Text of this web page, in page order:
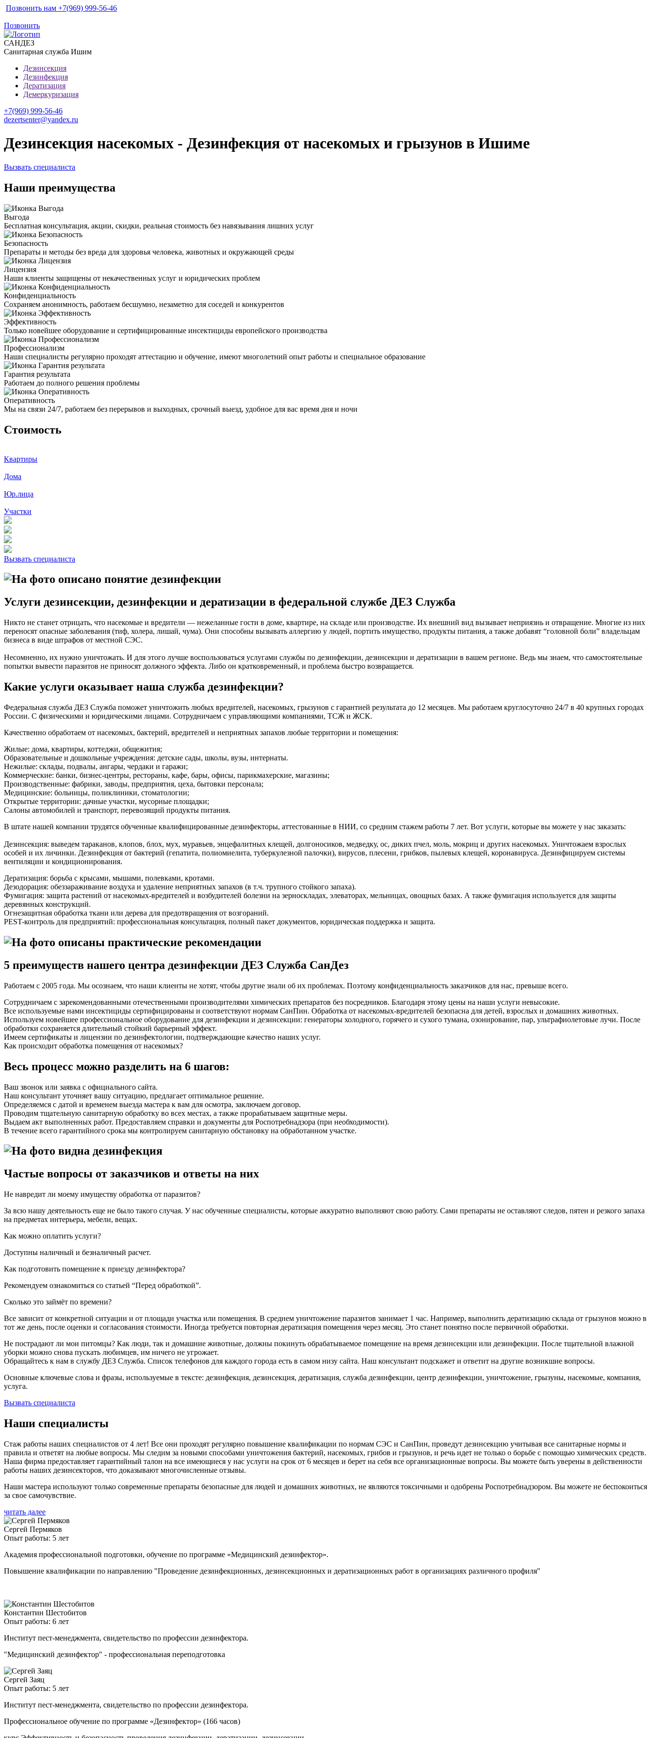
Позвонить нам +7(969) 999-56-46
Позвонить
САНДЕЗ
Санитарная служба Ишим
Дезинсекция
Дезинфекция
Дератизация
Демеркуризация
+7(969) 999-56-46
dezertsenter@yandex.ru
Дезинсекция насекомых - Дезинфекция от насекомых и грызунов в Ишиме
Вызвать специалиста
Наши преимущества
Выгода
Бесплатная консультация, акции, скидки, реальная стоимость без навязывания лишних услуг
Безопасность
Препараты и методы без вреда для здоровья человека, животных и окружающей среды
Лицензия
Наши клиенты защищены от некачественных услуг и юридических проблем
Конфиденциальность
Сохраняем анонимность, работаем бесшумно, незаметно для соседей и конкурентов
Эффективность
Только новейшее оборудование и сертифицированные инсектициды европейского производства
Профессионализм
Наши специалисты регулярно проходят аттестацию и обучение, имеют многолетний опыт работы и специальное образование
Гарантия результата
Работаем до полного решения проблемы
Оперативность
Мы на связи 24/7, работаем без перерывов и выходных, срочный выезд, удобное для вас время дня и ночи
Стоимость
Квартиры
Дома
Юр.лица
Участки
Вызвать специалиста
Услуги дезинсекции, дезинфекции и дератизации в федеральной службе ДЕЗ Служба
Никто не станет отрицать, что насекомые и вредители — нежеланные гости в доме, квартире, на складе или производстве. Их внешний вид вызывает неприязнь и отвращение. Многие из них
переносят опасные заболевания (тиф, холера, лишай, чума). Они способны вызывать аллергию у людей, портить имущество, продукты питания, а также добавят “головной боли” владельцам
бизнеса в виде штрафов от местной СЭС.
Несомненно, их нужно уничтожать. И для этого лучше воспользоваться услугами службы по дезинфекции, дезинсекции и дератизации в вашем регионе. Ведь мы знаем, что самостоятельные
попытки вывести паразитов не приносят должного эффекта. Либо он кратковременный, и проблема быстро возвращается.
Какие услуги оказывает наша служба дезинфекции?
Федеральная служба ДЕЗ Служба поможет уничтожить любых вредителей, насекомых, грызунов с гарантией результата до 12 месяцев. Мы работаем круглосуточно 24/7 в 40 крупных городах
России. С физическими и юридическими лицами. Сотрудничаем с управляющими компаниями, ТСЖ и ЖСК.
Качественно обработаем от насекомых, бактерий, вредителей и неприятных запахов любые территории и помещения:
Жилые: дома, квартиры, коттеджи, общежития;
Образовательные и дошкольные учреждения: детские сады, школы, вузы, интернаты.
Нежилые: склады, подвалы, ангары, чердаки и гаражи;
Коммерческие: банки, бизнес-центры, рестораны, кафе, бары, офисы, парикмахерские, магазины;
Производственные: фабрики, заводы, предприятия, цеха, бытовки персонала;
Медицинские: больницы, поликлиники, стоматологии;
Открытые территории: дачные участки, мусорные площадки;
Салоны автомобилей и транспорт, перевозящий продукты питания.
В штате нашей компании трудятся обученные квалифицированные дезинфекторы, аттестованные в НИИ, со средним стажем работы 7 лет. Вот услуги, которые вы можете у нас заказать:
Дезинсекция: выведем тараканов, клопов, блох, мух, муравьев, энцефалитных клещей, долгоносиков, медведку, ос, диких пчел, моль, мокриц и других насекомых. Уничтожаем взрослых
особей и их личинки. Дезинфекция от бактерий (гепатита, полиомиелита, туберкулезной палочки), вирусов, плесени, грибков, пылевых клещей, коронавируса. Дезинфицируем системы
вентиляции и кондиционирования.
Дератизация: борьба с крысами, мышами, полевками, кротами.
Дезодорация: обеззараживание воздуха и удаление неприятных запахов (в т.ч. трупного стойкого запаха).
Фумигация: защита растений от насекомых-вредителей и возбудителей болезни на зерноскладах, элеваторах, мельницах, овощных базах. А также фумигация используется для защиты
деревянных конструкций.
Огнезащитная обработка ткани или дерева для предотвращения от возгораний.
PEST-контроль для предприятий: профессиональная консультация, полный пакет документов, юридическая поддержка и защита.
5 преимуществ нашего центра дезинфекции ДЕЗ Служба СанДез
Работаем с 2005 года. Мы осознаем, что наши клиенты не хотят, чтобы другие знали об их проблемах. Поэтому конфиденциальность заказчиков для нас, превыше всего.
Сотрудничаем с зарекомендованными отечественными производителями химических препаратов без посредников. Благодаря этому цены на наши услуги невысокие.
Все используемые нами инсектициды сертифицированы и соответствуют нормам СанПин. Обработка от насекомых-вредителей безопасна для детей, взрослых и домашних животных.
Используем новейшее профессиональное оборудование для дезинфекции и дезинсекции: генераторы холодного, горячего и сухого тумана, озонирование, пар, ультрафиолетовые лучи. После
обработки сохраняется длительный стойкий барьерный эффект.
Имеем сертификаты и лицензии по дезинфектологии, подтверждающие качество наших услуг.
Как происходит обработка помещения от насекомых?
Весь процесс можно разделить на 6 шагов:
Ваш звонок или заявка с официального сайта.
Наш консультант уточняет вашу ситуацию, предлагает оптимальное решение.
Определяемся с датой и временем выезда мастера к вам для осмотра, заключаем договор.
Проводим тщательную санитарную обработку во всех местах, а также прорабатываем защитные меры.
Выдаем акт выполненных работ. Предоставляем справки и документы для Роспотребнадзора (при необходимости).
В течение всего гарантийного срока мы контролируем санитарную обстановку на обработанном участке.
Частые вопросы от заказчиков и ответы на них
Не навредит ли моему имуществу обработка от паразитов?
За всю нашу деятельность еще не было такого случая. У нас обученные специалисты, которые аккуратно выполняют свою работу. Сами препараты не оставляют следов, пятен и резкого запаха
на предметах интерьера, мебели, вещах.
Как можно оплатить услуги?
Доступны наличный и безналичный расчет.
Как подготовить помещение к приезду дезинфектора?
Рекомендуем ознакомиться со статьей “Перед обработкой”.
Сколько это займёт по времени?
Все зависит от конкретной ситуации и от площади участка или помещения. В среднем уничтожение паразитов занимает 1 час. Например, выполнить дератизацию склада от грызунов можно в
тот же день, после оценки и согласования стоимости. Иногда требуется повторная дератизация помещения через месяц. Это станет понятно после первичной обработки.
Не пострадают ли мои питомцы? Как люди, так и домашние животные, должны покинуть обрабатываемое помещение на время дезинсекции или дезинфекции. После тщательной влажной
уборки можно снова пускать любимцев, им ничего не угрожает.
Обращайтесь к нам в службу ДЕЗ Служба. Список телефонов для каждого города есть в самом низу сайта. Наш консультант подскажет и ответит на другие возникшие вопросы.
Основные ключевые слова и фразы, используемые в тексте: дезинфекция, дезинсекция, дератизация, служба дезинфекции, центр дезинфекции, уничтожение, грызуны, насекомые, компания,
услуга.
Вызвать специалиста
Наши специалисты
Стаж работы наших специалистов от 4 лет! Все они проходят регулярно повышение квалификации по нормам СЭС и СанПин, проведут дезинсекцию учитывая все санитарные нормы и
правила и ответят на любые вопросы. Мы следим за новыми способами уничтожения бактерий, насекомых, грибов и грызунов, и речь идет не только о борьбе с помощью химических средств.
Наша фирма предоставляет гарантийный талон на все имеющиеся у нас услуги на срок от 6 месяцев и берет на себя все организационные вопросы. Вы можете быть уверены в действенности
работы наших дезинсекторов, что доказывают многочисленные отзывы.
Наши мастера используют только современные препараты безопасные для людей и домашних животных, не являются токсичными и одобрены Роспотребнадзором. Вы можете не беспокоиться
за свое самочувствие.
читать далее
Сергей Пермяков
Опыт работы: 5 лет
Академия профессиональной подготовки, обучение по программе «Медицинский дезинфектор».
Повышение квалификации по направлению "Проведение дезинфекционных, дезинсекционных и дератизационных работ в организациях различного профиля"
Константин Шестобитов
Опыт работы: 6 лет
Институт пест-менеджмента, свидетельство по профессии дезинфектора.
"Медицинский дезинфектор" - профессиональная переподготовка
Сергей Заяц
Опыт работы: 5 лет
Институт пест-менеджмента, свидетельство по профессии дезинфектора.
Профессиональное обучение по программе «Дезинфектор» (166 часов)